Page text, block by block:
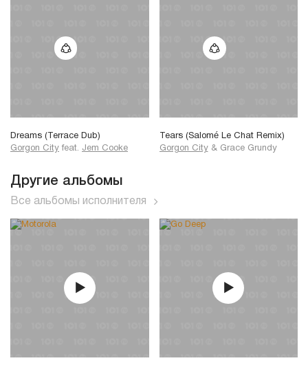
Dreams (Terrace Dub)
Gorgon City feat. Jem Cooke
Tears (Salomé Le Chat Remix)
Gorgon City & Grace Grundy
Другие альбомы
Все альбомы исполнителя